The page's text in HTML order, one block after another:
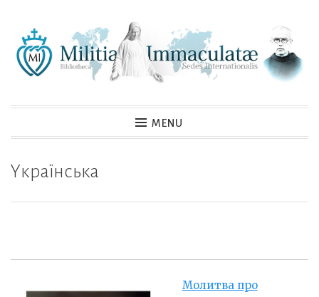
content
MENU
Yкраїнська
Молитва про